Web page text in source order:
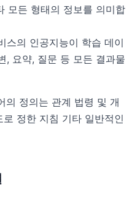
모든 형태의 정보를 의미합
스의 인공지능이 학습 데이
, 요약, 질문 등 모든 결과물
의 정의는 관계 법령 및 개
정한 지침 기타 일반적인